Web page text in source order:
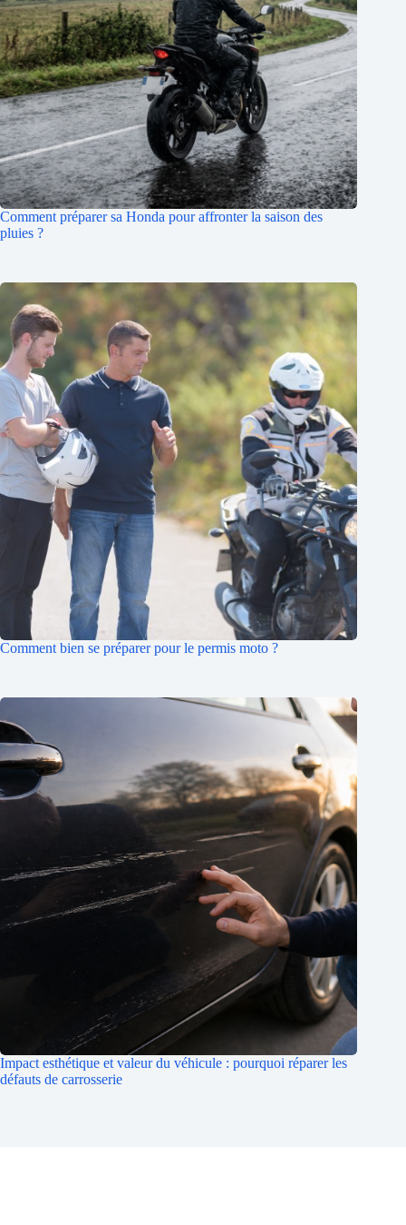
Comment préparer sa Honda pour affronter la saison des
pluies ?
Comment bien se préparer pour le permis moto ?
Impact esthétique et valeur du véhicule : pourquoi réparer les
défauts de carrosserie